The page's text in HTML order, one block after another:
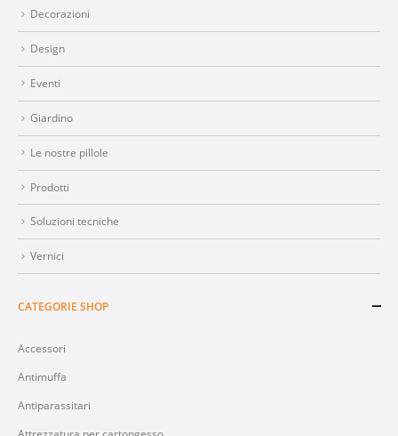
Decorazioni
Design
Eventi
Giardino
Le nostre pillole
Prodotti
Soluzioni tecniche
Vernici
CATEGORIE SHOP
Accessori
Antimuffa
Antiparassitari